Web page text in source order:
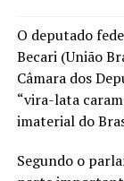
O deputado
Becari (União
Câmara dos
“vira-lata
imaterial do
Segundo o